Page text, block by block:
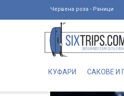
Червена роза - Раници
КУФАРИ САКОВЕ И